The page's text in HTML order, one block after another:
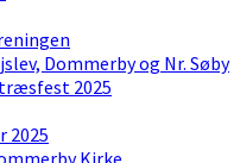
Dommerby og Nr. Søby
2025
2025
Kirke